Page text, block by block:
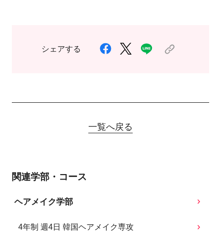
シェアする
一覧へ戻る
関連学部・コース
ヘアメイク学部
4年制 週4日 韓国ヘアメイク専攻